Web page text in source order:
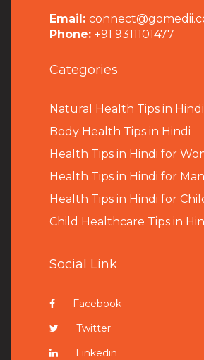
Email:
Phone: +91 9311101477
Categories
Natural Health Tips in Hindi
Body Health Tips in Hindi
Health Tips in Hindi for
Health Tips in Hindi for Man
Health Tips in Hindi for
Child Healthcare Tips in
Social Link
Facebook
Twitter
Linkedin